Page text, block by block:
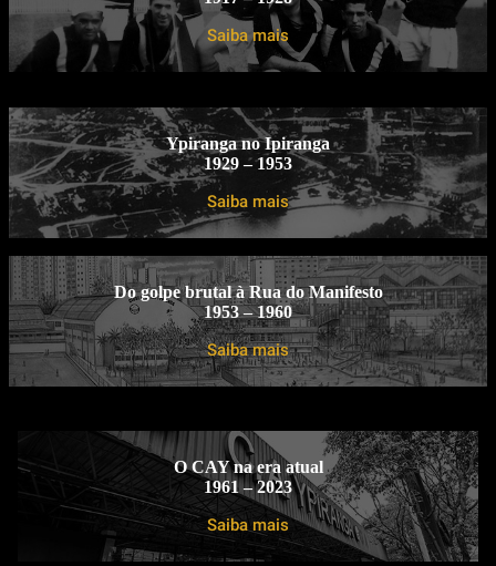
Saiba mais
Ypiranga no Ipiranga
1929 – 1953
Saiba mais
Do golpe brutal à Rua do Manifesto
1953 – 1960
Saiba mais
O CAY na era atual
1961 – 2023
Saiba mais